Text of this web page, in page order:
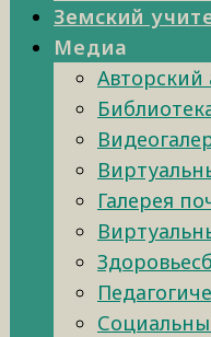
Земский
Медиа
Авторский
Галерея